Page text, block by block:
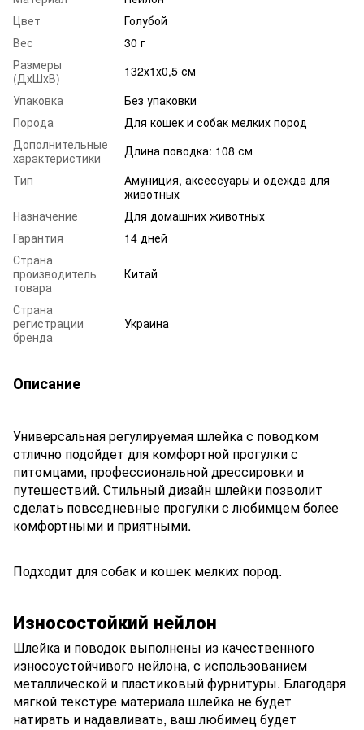
Цвет
Голубой
Вес
30 г
Размеры
(ДхШхВ)
132х1х0,5 см
Упаковка
Без упаковки
Порода
Для кошек и собак мелких пород
Дополнительные
характеристики
Длина поводка: 108 см
Тип
Амуниция, аксессуары и одежда для
животных
Назначение
Для домашних животных
Гарантия
14 дней
Страна
производитель
товара
Китай
Страна
регистрации
бренда
Украина
Описание
Универсальная регулируемая шлейка с поводком
отлично подойдет для комфортной прогулки с
питомцами, профессиональной дрессировки и
путешествий. Стильный дизайн шлейки позволит
сделать повседневные прогулки с любимцем более
комфортными и приятными.
Подходит для собак и кошек мелких пород.
Износостойкий нейлон
Шлейка и поводок выполнены из качественного
износоустойчивого нейлона, с использованием
металлической и пластиковый фурнитуры. Благодаря
мягкой текстуре материала шлейка не будет
натирать и надавливать, ваш любимец будет